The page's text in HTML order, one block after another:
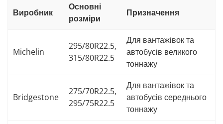
Виробник
Основні
розміри
Призначення
Michelin
295/80R22.5,
315/80R22.5
Для вантажівок та
автобусів великого
тоннажу
Bridgestone
275/70R22.5,
295/75R22.5
Для вантажівок та
автобусів середнього
тоннажу